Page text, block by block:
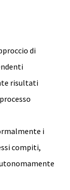
di
risultati
i
compiti,